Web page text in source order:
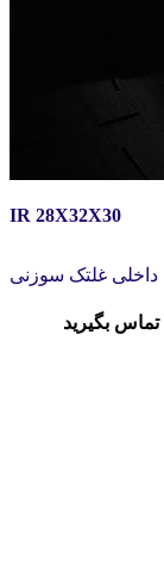
IR 28X32X30
داخلی غلتک سوزنی
تماس بگیرید